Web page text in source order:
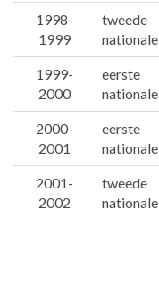
1998-
1999
tweede
nationale
1999-
2000
eerste
nationale
2000-
2001
eerste
nationale
2001-
2002
tweede
nationale